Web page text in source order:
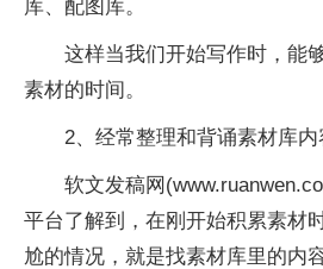
库、配图库。
这样当我们开始写作时，能
素材的时间。
2、经常整理和背诵素材库内
软文发稿网
平台了解到，在刚开始积累素材
尬的情况，就是找素材库里的内